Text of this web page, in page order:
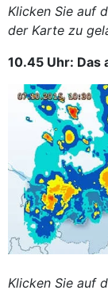
Klicken Sie auf
der Karte zu
10.45 Uhr: Das
Klicken Sie auf